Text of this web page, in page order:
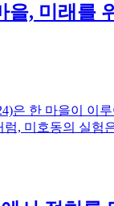
을, 미래를
은 한 마을이
, 미호동의 실험